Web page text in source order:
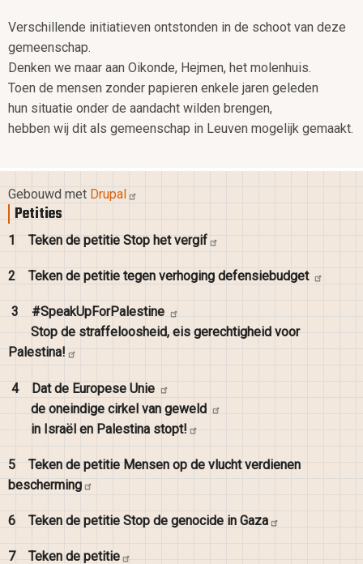
Verschillende initiatieven ontstonden in de schoot van deze
gemeenschap.
Denken we maar aan Oikonde, Hejmen, het molenhuis.
Toen de mensen zonder papieren enkele jaren geleden
hun situatie onder de aandacht wilden brengen,
hebben wij dit als gemeenschap in Leuven mogelijk gemaakt.
Gebouwd met Drupal
Petities
1 Teken de petitie Stop hetvergif
2 Teken de petitie tegen verhoging defensiebudget
3
#SpeakUpForPalestine
Stop de straffeloosheid, eis gerechtigheid voor
Palestina!
4 Dat de Europese Unie
de oneindige cirkel van geweld
in Israël en Palestina stopt!
5 Teken de petitie Mensen op de vlucht verdienen
bescherming
6 Teken de petitie Stop de genocide in Gaza
7 Teken de petitie